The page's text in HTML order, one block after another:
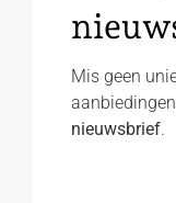
Mis geen
nieuwsbrief.